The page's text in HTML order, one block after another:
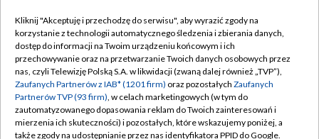
TVP
Abonament TVP
Emisja w TVP
Centrum informacji TVP
Naziemna Telewizja Cyfrowa
Regulamin TVP
Polityka prywatności
Moje zgody
Pomoc
Kliknij "Akceptuję i przechodzę do serwisu", aby wyrazić zgody na
korzystanie z technologii automatycznego śledzenia i zbierania danych,
dostęp do informacji na Twoim urządzeniu końcowym i ich
przechowywanie oraz na przetwarzanie Twoich danych osobowych przez
nas, czyli Telewizję Polską S.A. w likwidacji (zwaną dalej również „TVP”),
Zaufanych Partnerów z IAB* (1201 firm) oraz pozostałych Zaufanych
Partnerów TVP (93 firm), w celach marketingowych (w tym do
zautomatyzowanego dopasowania reklam do Twoich zainteresowań i
mierzenia ich skuteczności) i pozostałych, które wskazujemy poniżej, a
także zgody na udostępnianie przez nas identyfikatora PPID do Google.